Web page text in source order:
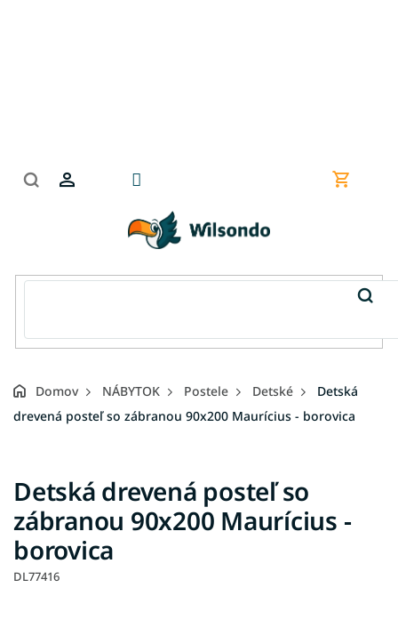
Domov NÁBYTOK Postele Detské
Detská
drevená posteľ so zábranou 90x200 Maurícius - borovica
Detská drevená posteľ so
zábranou 90x200 Maurícius -
borovica
DL77416